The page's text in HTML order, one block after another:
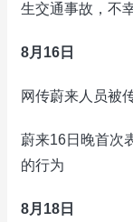
生交通事故，不
8月16日
网传蔚来人员被
蔚来16日晚首次
的行为
8月18日